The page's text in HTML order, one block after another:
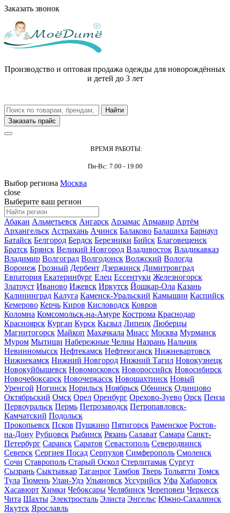
Заказать звонок
Производство и оптовая продажа одежды для новорождённых
и детей до 3 лет
Заказать прайс
ВРЕМЯ РАБОТЫ:
Пн-Вс: 7.00 - 19.00
Выбор региона Москва
close
Выберите ваш регион
Абакан Альметьевск Ангарск Арзамас Армавир Артём
Архангельск Астрахань Ачинск Балаково Балашиха Барнаул
Батайск Белгород Бердск Березники Бийск Благовещенск
Братск Брянск Великий Новгород Владивосток Владикавказ
Владимир Волгоград Волгодонск Волжский Вологда
Воронеж Грозный Дербент Дзержинск Димитровград
Евпатория Екатеринбург Елец Ессентуки Железногорск
Златоуст Иваново Ижевск Иркутск Йошкар-Ола Казань
Калининград Калуга Каменск-Уральский Камышин Каспийск
Кемерово Керчь Киров Кисловодск Ковров
Коломна Комсомольск-на-Амуре Кострома Краснодар
Красноярск Курган Курск Кызыл Липецк Люберцы
Магнитогорск Майкоп Махачкала Миасс Москва Мурманск
Муром Мытищи Набережные Челны Назрань Нальчик
Невинномысск Нефтекамск Нефтеюганск Нижневартовск
Нижнекамск Нижний Новгород Нижний Тагил Новокузнецк
Новокуйбышевск Новомосковск Новороссийск Новосибирск
Новочебоксарск Новочеркасск Новошахтинск Новый
Уренгой Ногинск Норильск Ноябрьск Обнинск Одинцово
Октябрьский Омск Орел Оренбург Орехово-Зуево Орск Пенза
Первоуральск Пермь Петрозаводск Петропавловск-
Камчатский Подольск
Прокопьевск Псков Пушкино Пятигорск Раменское Ростов-
на-Дону Рубцовск Рыбинск Рязань Салават Самара Санкт-
Петербург Саранск Саратов Севастополь Северодвинск
Северск Сергиев Посад Серпухов Симферополь Смоленск
Сочи Ставрополь Старый Оскол Стерлитамак Сургут
Сызрань Сыктывкар Таганрог Тамбов Тверь Тольятти Томск
Тула Тюмень Улан-Удэ Ульяновск Уссурийск Уфа Хабаровск
Хасавюрт Химки Чебоксары Челябинск Череповец Черкесск
Чита Шахты Электросталь Элиста Энгельс Южно-Сахалинск
Якутск Ярославль